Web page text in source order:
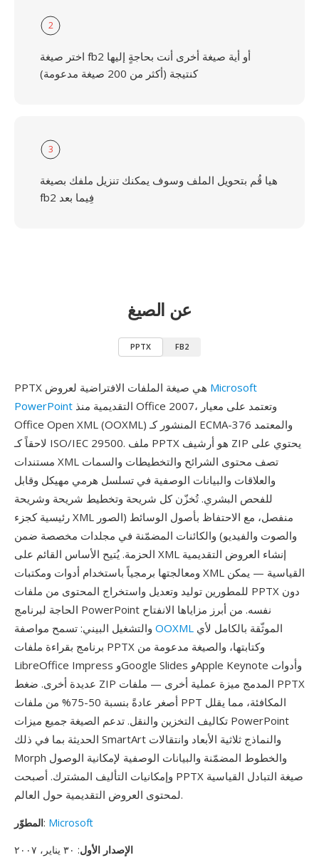
2
اختر صيغة fb2 أو أية صيغة أخرى أنت بحاجةٍ إليها
كنتيجة (أكثر من 200 صيغة مدعومة)
3
هيا قُم بتحويل الملف وسوف يمكنك تنزيل ملفك بصيغة
fb2 فِيما بعد
عن الصيغ
PPTX FB2
Microsoft
PowerPoint
Office Open XML (OOXML) المنشور كـ ECMA-376 والمعتمد
لاحقاً كـ ISO/IEC 29500. ملف PPTX هو أرشيف ZIP يحتوي على
مستندات XML تصف محتوى الشرائح والتخطيطات والسمات
والعلاقات والبيانات الوصفية في تسلسل هرمي مهيكل وقابل
للفحص البشري. تُخزّن كل شريحة وتخطيط شريحة وشريحة
رئيسية كجزء XML منفصل، مع الاحتفاظ بأصول الوسائط (الصور
والصوت والفيديو) والكائنات المضمّنة في مجلدات مخصصة ضمن
الحزمة. يُتيح الأساس القائم على XML إنشاء العروض التقديمية
ومعالجتها برمجياً باستخدام أدوات ومكتبات XML القياسية — يمكن
للمطورين توليد وتعديل واستخراج المحتوى من ملفات PPTX دون
الحاجة لبرنامج PowerPoint نفسه. من أبرز مزاياها الانفتاح
OOXML
برنامج بقراءة ملفات PPTX وكتابتها، والصيغة مدعومة من
LibreOffice Impress وGoogle Slides وApple Keynote وأدوات
عديدة أخرى. ضغط ZIP المدمج ميزة عملية أخرى — ملفات PPTX
أصغر عادةً بنسبة 50-75% من ملفات PPT المكافئة، مما يقلل
تكاليف التخزين والنقل. تدعم الصيغة جميع ميزات PowerPoint
الحديثة بما في ذلك SmartArt والنماذج ثلاثية الأبعاد وانتقالات
Morph والخطوط المضمّنة والبيانات الوصفية لإمكانية الوصول
وإمكانيات التأليف المشترك. أصبحت PPTX صيغة التبادل القياسية
لمحتوى العروض التقديمية حول العالم.
المطوّر: Microsoft
الإصدار الأول: ٣٠ يناير، ٢٠٠٧